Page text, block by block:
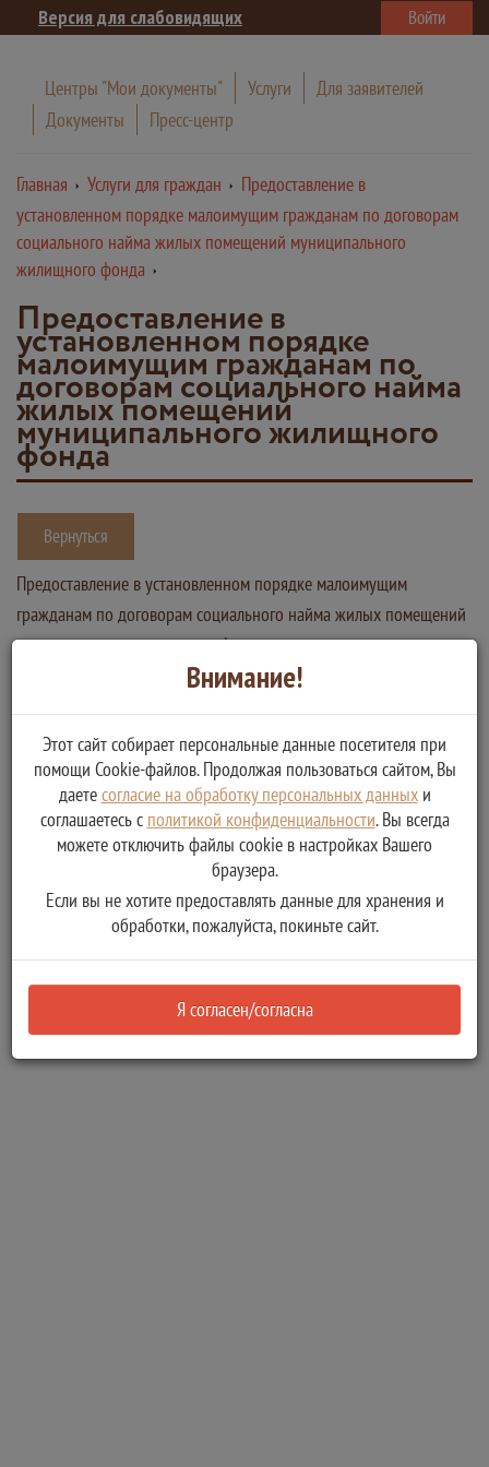
Версия для слабовидящих Войти
Центры "Мои документы" Услуги
Для заявителей
Документы
Пресс-центр
Главная Услуги для граждан
Предоставление в
установленном порядке малоимущим гражданам по договорам
социального найма жилых помещений муниципального
жилищного фонда
Предоставление в
установленном порядке
малоимущим гражданам по
договорам социального найма
жилых помещений
муниципального жилищного
фонда
Вернуться
Предоставление в установленном порядке малоимущим
гражданам по договорам социального найма жилых помещений
муниципального жилищного фонда
Администрация Ивановского сельского поселения Весьегонского
района
Получение в установленном порядке малоимущими
гражданами по договорам социального найма жилых
помещений муниципального жилищного фонда
Внимание!
Этот сайт собирает персональные данные посетителя при
помощи Cookie-файлов. Продолжая пользоваться сайтом, Вы
даетесогласие на обработку персональных данныхи
соглашаетесь с политикой конфиденциальности. Вы всегда
можете отключить файлы cookie в настройках Вашего
браузера.
Если вы не хотите предоставлять данные для хранения и
обработки, пожалуйста, покиньте сайт.
Я согласен/согласна